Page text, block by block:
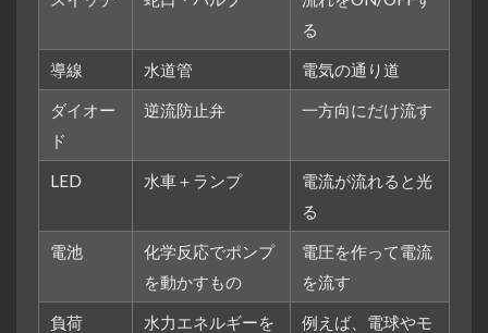
る
導線 水道管 電気の通り道
ダイオー
ド
逆流防止弁 一方向にだけ流す
LED 水車＋ランプ
電流が流れると光
る
電池
化学反応でポンプ
を動かすもの
電圧を作って電流
を流す
負荷
水力エネルギーを
例えば、電球やモ